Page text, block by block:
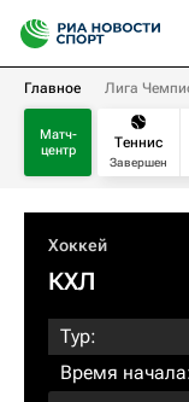
Главное Лига
Матч-
центр
Теннис
Завершен
Хоккей
КХЛ
Тур:
Время